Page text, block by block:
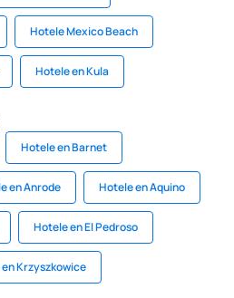
Hotele Mexico Beach
Hotele en Kula
Hotele en Barnet
en Anrode Hotele en Aquino
Hotele en El Pedroso
Krzyszkowice